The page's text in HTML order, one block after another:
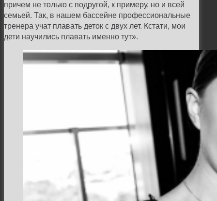
причем не только с подругой, к примеру, но и всей
семьей. Так, в нашем бассейне профессиональные
тренера учат плавать деток с двух лет. Кстати, мои
дети научились плавать именно тут».